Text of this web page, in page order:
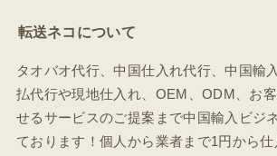
転送ネコについて
タオバオ代行、中国仕入れ代行、中国輸
払代行や現地仕入れ、OEM、ODM、お
せるサービスのご提案まで中国輸入ビジ
ております！個人から業者まで1円から